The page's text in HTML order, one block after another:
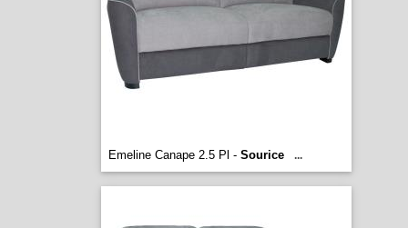
Emeline Canape 2.5 Pl - Sourice ...